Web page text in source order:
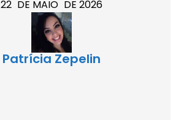
22 DE MAIO DE 2026
Patrícia Zepelin